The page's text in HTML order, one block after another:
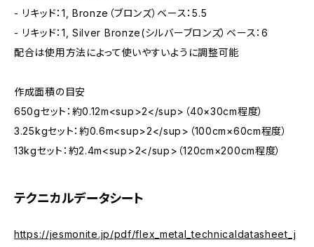
- リキッド：1, Bronze（ブロンズ）ベース：5.5
- リキッド：1, Silver Bronze(シルバーブロンズ）ベース：6
配合は使用方法によって使いやすいように調整可能
作成面積の目安
650gセット：約0.12m<sup>2</sup>（40×30cm程度）
3.25kgセット：約0.6m<sup>2</sup>（100cm×60cm程度）
13kgセット：約2.4m<sup>2</sup>（120cm×200cm程度）
テクニカルデータシート
https://jesmonite.jp/pdf/flex_metal_technicaldatasheet_j